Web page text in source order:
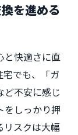
を進める
と快適さに直
でも、「ガ
ど不安に感じ
をしっかり押
リスクは大幅